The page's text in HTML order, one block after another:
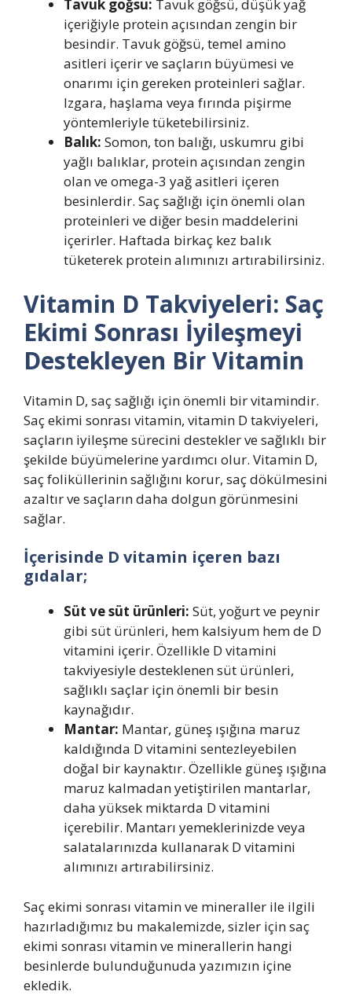
Tavuk göğsü: Tavuk göğsü, düşük yağ
içeriğiyle protein açısından zengin bir
besindir. Tavuk göğsü, temel amino
asitleri içerir ve saçların büyümesi ve
onarımı için gereken proteinleri sağlar.
Izgara, haşlama veya fırında pişirme
yöntemleriyle tüketebilirsiniz.
Balık: Somon, ton balığı, uskumru gibi
yağlı balıklar, protein açısından zengin
olan ve omega-3 yağ asitleri içeren
besinlerdir. Saç sağlığı için önemli olan
proteinleri ve diğer besin maddelerini
içerirler. Haftada birkaç kez balık
tüketerek protein alımınızı artırabilirsiniz.
Vitamin D Takviyeleri: Saç
Ekimi Sonrası İyileşmeyi
Destekleyen Bir Vitamin
Vitamin D, saç sağlığı için önemli bir vitamindir.
Saç ekimi sonrası vitamin, vitamin D takviyeleri,
saçların iyileşme sürecini destekler ve sağlıklı bir
şekilde büyümelerine yardımcı olur. Vitamin D,
saç foliküllerinin sağlığını korur, saç dökülmesini
azaltır ve saçların daha dolgun görünmesini
sağlar.
İçerisinde D vitamin içeren bazı
gıdalar;
Süt ve süt ürünleri: Süt, yoğurt ve peynir
gibi süt ürünleri, hem kalsiyum hem de D
vitamini içerir. Özellikle D vitamini
takviyesiyle desteklenen süt ürünleri,
sağlıklı saçlar için önemli bir besin
kaynağıdır.
Mantar: Mantar, güneş ışığına maruz
kaldığında D vitamini sentezleyebilen
doğal bir kaynaktır. Özellikle güneş ışığına
maruz kalmadan yetiştirilen mantarlar,
daha yüksek miktarda D vitamini
içerebilir. Mantarı yemeklerinizde veya
salatalarınızda kullanarak D vitamini
alımınızı artırabilirsiniz.
Saç ekimi sonrası vitamin ve mineraller ile ilgili
hazırladığımız bu makalemizde, sizler için saç
ekimi sonrası vitamin ve minerallerin hangi
besinlerde bulunduğunuda yazımızın içine
ekledik.